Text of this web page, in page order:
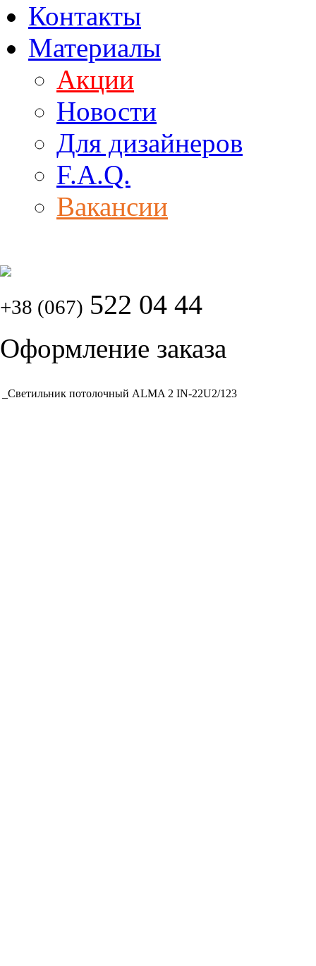
Контакты
Материалы
Акции
Новости
Для дизайнеров
F.A.Q.
Вакансии
+38 (067) 522 04 44
Оформление заказа
_Светильник потолочный ALMA 2 IN-22U2/123